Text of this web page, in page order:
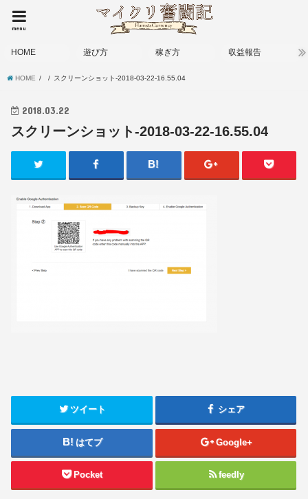
menu
HOME 遊び方 稼ぎ方 収益報告
HOME スクリーンショット-2018-03-22-16.55.04
2018.03.22
スクリーンショット-2018-03-22-16.55.04
ツイート シェア
はてブ Google+
Pocket feedly